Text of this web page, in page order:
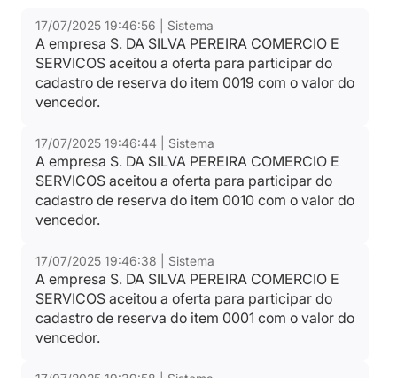
17/07/2025 19:46:56 | Sistema
A empresa S. DA SILVA PEREIRA COMERCIO E
SERVICOS aceitou a oferta para participar do
cadastro de reserva do item 0019 com o valor do
vencedor.
17/07/2025 19:46:44 | Sistema
A empresa S. DA SILVA PEREIRA COMERCIO E
SERVICOS aceitou a oferta para participar do
cadastro de reserva do item 0010 com o valor do
vencedor.
17/07/2025 19:46:38 | Sistema
A empresa S. DA SILVA PEREIRA COMERCIO E
SERVICOS aceitou a oferta para participar do
cadastro de reserva do item 0001 com o valor do
vencedor.